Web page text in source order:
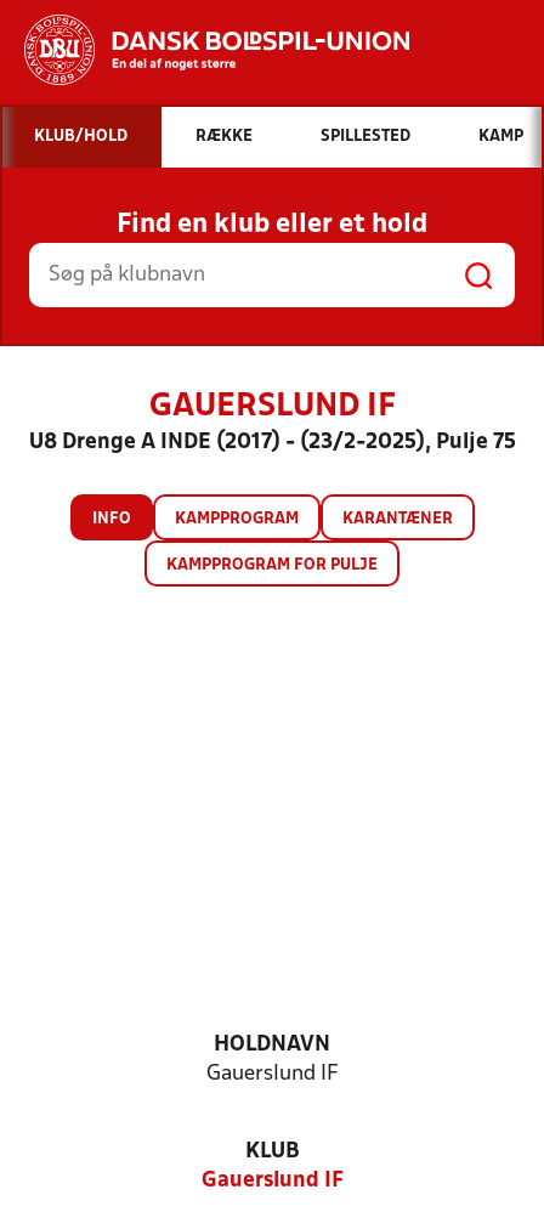
Hvad vil du søge efter?
INDHOLD OG NYHEDER
STILLINGER, RESULTATER, KLUBBER OG
HOLD
KLUB/HOLD RÆKKE SPILLESTED KAMP
Find en klub eller et hold
GAUERSLUND IF
U8 Drenge A INDE (2017) - (23/2-2025), Pulje 75
INFO KAMPPROGRAM KARANTÆNER
KAMPPROGRAM FOR PULJE
HOLDNAVN
Gauerslund IF
KLUB
Gauerslund IF